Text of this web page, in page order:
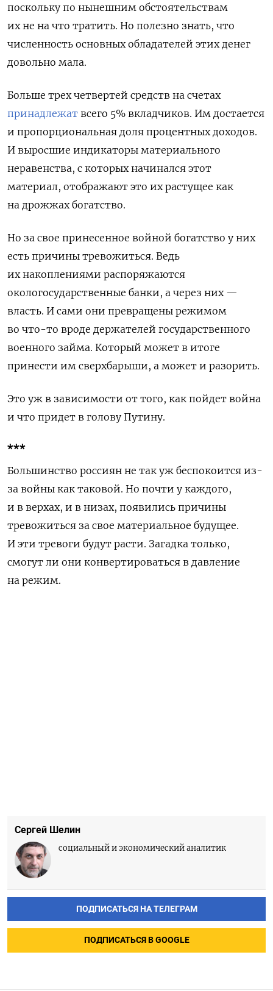
поскольку по нынешним обстоятельствам
их не на что тратить. Но полезно знать, что
численность основных обладателей этих денег
довольно мала.
Больше трех четвертей средств на счетах
принадлежат всего 5% вкладчиков. Им достается
и пропорциональная доля процентных доходов.
И выросшие индикаторы материального
неравенства, с которых начинался этот
материал, отображают это их растущее как
на дрожжах богатство.
Но за свое принесенное войной богатство у них
есть причины тревожиться. Ведь
их накоплениями распоряжаются
окологосударственные банки, а через них —
власть. И сами они превращены режимом
во что-то вроде держателей государственного
военного займа. Который может в итоге
принести им сверхбарыши, а может и разорить.
Это уж в зависимости от того, как пойдет война
и что придет в голову Путину.
***
Большинство россиян не так уж беспокоится из-
за войны как таковой. Но почти у каждого,
и в верхах, и в низах, появились причины
тревожиться за свое материальное будущее.
И эти тревоги будут расти. Загадка только,
смогут ли они конвертироваться в давление
на режим.
Сергей Шелин
социальный и экономический аналитик
ПОДПИСАТЬСЯ НА ТЕЛЕГРАМ
ПОДПИСАТЬСЯ В GOOGLE